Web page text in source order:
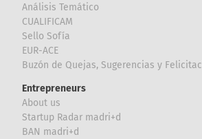
Análisis Temático
CUALIFICAM
Sello Sofía
EUR-ACE
Buzón de Quejas, Sugerencias y
Entrepreneurs
About us
Startup Radar madri+d
BAN madri+d